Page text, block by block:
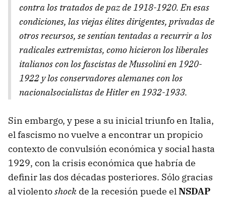
contra los tratados de paz de 1918-1920. En esas
condiciones, las viejas élites dirigentes, privadas de
otros recursos, se sentían tentadas a recurrir a los
radicales extremistas, como hicieron los liberales
italianos con los fascistas de Mussolini en 1920-
1922 y los conservadores alemanes con los
nacionalsocialistas de Hitler en 1932-1933.
Sin embargo, y pese a su inicial triunfo en Italia,
el fascismo no vuelve a encontrar un propicio
contexto de convulsión económica y social hasta
1929, con la crisis económica que habría de
definir las dos décadas posteriores. Sólo gracias
al violentoshock de la recesión puede elNSDAP